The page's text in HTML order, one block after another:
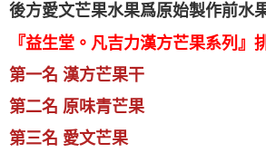
後方愛文芒果水果爲原始製作前水
『益生堂。凡吉力漢方芒果系列』
第一名 漢方芒果干
第二名 原味青芒果
第三名 愛文芒果